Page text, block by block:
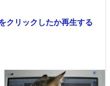
クリックしたか再生する